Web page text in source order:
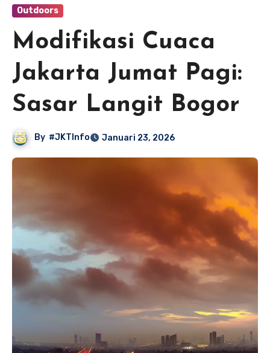
Outdoors
Modifikasi Cuaca
Jakarta Jumat Pagi:
Sasar Langit Bogor
By #JKTInfo Januari 23, 2026